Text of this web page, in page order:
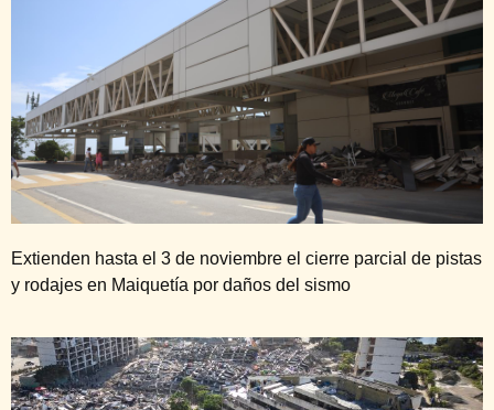
Extienden hasta el 3 de noviembre el cierre parcial de pistas
y rodajes en Maiquetía por daños del sismo